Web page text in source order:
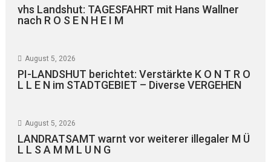
vhs Landshut: TAGESFAHRT mit Hans Wallner
nach R O S E N H E I M
August 5, 2026
PI-LANDSHUT berichtet: Verstärkte K O N T R O
L L E N im STADTGEBIET – Diverse VERGEHEN
August 5, 2026
LANDRATSAMT warnt vor weiterer illegaler M Ü
L L S A M M L U N G